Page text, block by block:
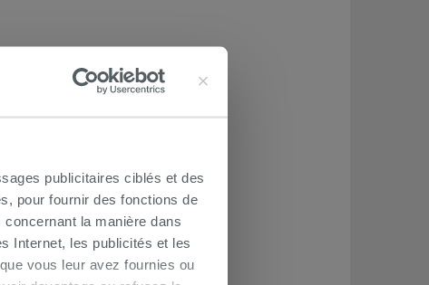
publicitaires ciblés et des
pour fournir des fonctions de
la manière dans
Internet, les publicités et les
vous leur avez fournies ou